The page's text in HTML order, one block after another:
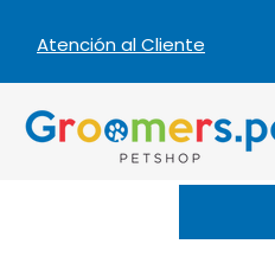
Atención al Cliente